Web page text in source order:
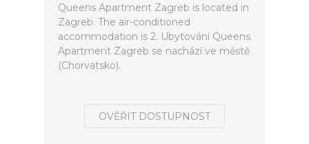
Queens Apartment Zagreb is located in
Zagreb. The air-conditioned
accommodation is 2. Ubytování Queens
Apartment Zagreb se nachází ve městě
(Chorvatsko).
OVĚŘIT DOSTUPNOST